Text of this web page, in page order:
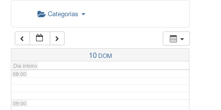
Categorias
10 DOM
Dia inteiro
07:00
08:00
09:00